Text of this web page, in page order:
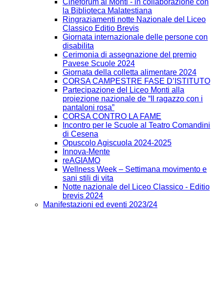
Cineforum al Monti - in collaborazione con
la Biblioteca Malatestiana
Ringraziamenti notte Nazionale del Liceo
Classico Editio Brevis
Giornata internazionale delle persone con
disabilita
Cerimonia di assegnazione del premio
Pavese Scuole 2024
Giornata della colletta alimentare 2024
CORSA CAMPESTRE FASE D’ISTITUTO
Partecipazione del Liceo Monti alla
proiezione nazionale de “Il ragazzo con i
pantaloni rosa”
CORSA CONTRO LA FAME
Incontro per le Scuole al Teatro Comandini
di Cesena
Opuscolo Agiscuola 2024-2025
Innova-Mente
reAGIAMO
Wellness Week – Settimana movimento e
sani stili di vita
Notte nazionale del Liceo Classico - Editio
brevis 2024
Manifestazioni ed eventi 2023/24